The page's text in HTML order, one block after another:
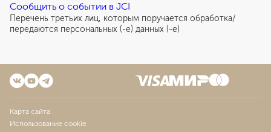
Сообщить о событии в JCI
Перечень третьих лиц, которым поручается обработка/
передаются персональных (-е) данных (-е)
Карта сайта
Использование cookie